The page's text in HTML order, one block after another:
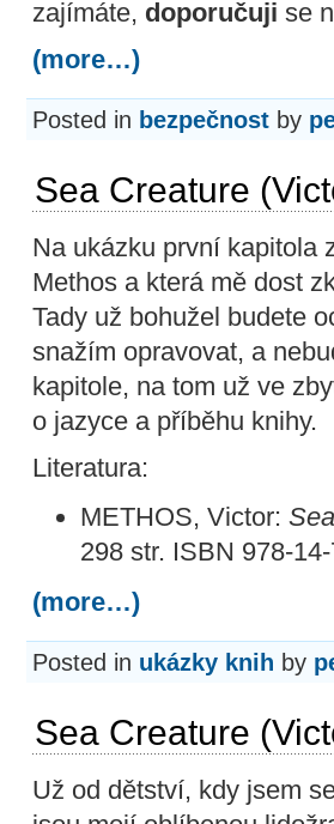
zajímáte, doporučuji se
(more…)
Posted in bezpečnost by
Sea Creature
Na ukázku první kapitola
Methos a která mě dost
Tady už bohužel budete
snažím opravovat, a
kapitole, na tom už ve
o jazyce a příběhu knihy.
Literatura:
METHOS, Victor:
298 str. ISBN 978-
(more…)
Posted in ukázky knih by
Sea Creature
Už od dětství, kdy jsem